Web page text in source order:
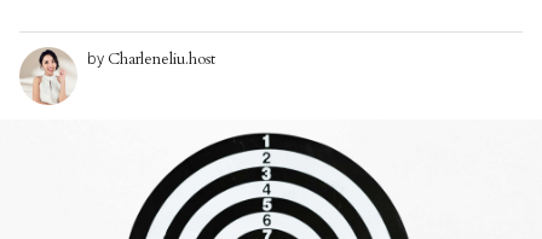
by Charleneliu.host